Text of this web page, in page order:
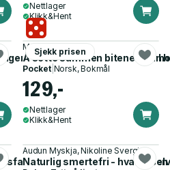
Nettlager
Klikk&Hent
med ny kunnskap om
Sjekk prisen
Martin Revheim
Å sette sammen bitene - min
Pocket| Norsk, Bokmål
129,-
Nettlager
Klikk&Hent
likhenting, forråtnelse og
Audun Myskja, Nikoline Svergja
Naturlig smertefri - hva du